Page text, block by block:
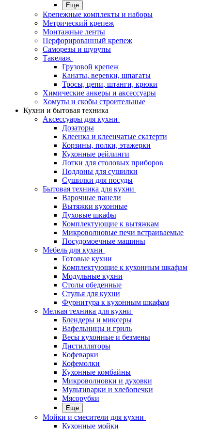
Еще
Крепежные комплекты и наборы
Метрический крепеж
Монтажные ленты
Перфорированный крепеж
Саморезы и шурупы
Такелаж
Грузовой крепеж
Канаты, веревки, шпагаты
Тросы, цепи, штанги, крюки
Химические анкеры и аксессуары
Хомуты и скобы строительные
Кухни и бытовая техника
Аксессуары для кухни
Дозаторы
Клеенка и клеенчатые скатерти
Корзины, полки, этажерки
Кухонные рейлинги
Лотки для столовых приборов
Поддоны для сушилки
Сушилки для посуды
Бытовая техника для кухни
Варочные панели
Вытяжки кухонные
Духовые шкафы
Комплектующие к вытяжкам
Микроволновые печи встраиваемые
Посудомоечные машины
Мебель для кухни
Готовые кухни
Комплектующие к кухонным шкафам
Модульные кухни
Столы обеденные
Стулья для кухни
Фурнитура к кухонным шкафам
Мелкая техника для кухни
Блендеры и миксеры
Вафельницы и гриль
Весы кухонные и безмены
Дистилляторы
Кофеварки
Кофемолки
Кухонные комбайны
Микроволновки и духовки
Мультиварки и хлебопечки
Мясорубки
Еще
Мойки и смесители для кухни
Кухонные мойки